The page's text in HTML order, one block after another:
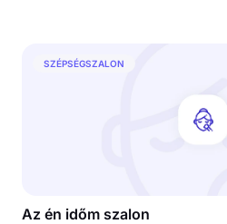
SZÉPSÉGSZALON
Az én időm szalon